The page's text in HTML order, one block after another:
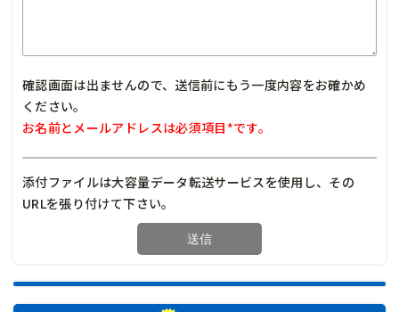
確認画面は出ませんので、送信前にもう一度内容をお確かめ
ください。
お名前とメールアドレスは必須項目*です。
添付ファイルは大容量データ転送サービスを使用し、その
URLを張り付けて下さい。